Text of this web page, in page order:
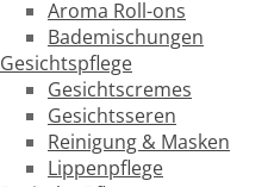
Aroma Roll-ons
Bademischungen
Gesichtspflege
Gesichtscremes
Gesichtsseren
Reinigung & Masken
Lippenpflege